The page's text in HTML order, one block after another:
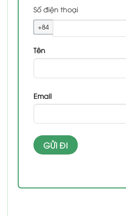
Số điện thoại
+84
Tên
Email